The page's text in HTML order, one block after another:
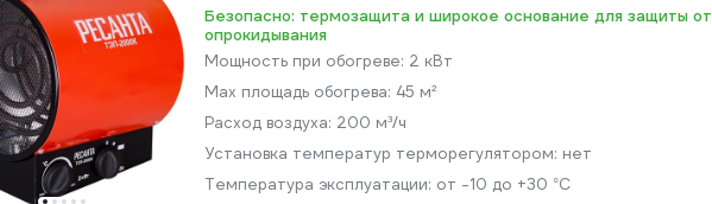
Безопасно: термозащита и широкое основание для защиты от
опрокидывания
Мощность при обогреве: 2 кВт
Max площадь обогрева: 45 м²
Расход воздуха: 200 м³/ч
Установка температур терморегулятором: нет
Температура эксплуатации: от -10 до +30 °С